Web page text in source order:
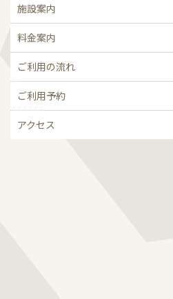
施設案内
料金案内
ご利用の流れ
ご利用予約
アクセス